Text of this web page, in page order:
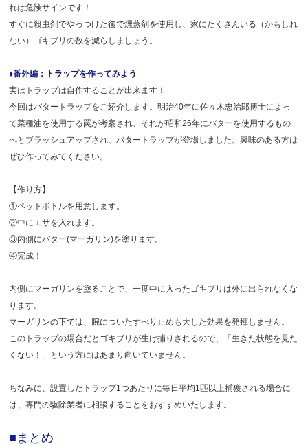
れは危険サインです！
すぐに殺虫剤でやっつけた後で燻蒸剤を使用し、家にたくさんいる（かもしれ
ない）ゴキブリの数を減らしましょう。
♦番外編：トラップを作ってみよう
実はトラップは自作することが出来ます！
今回はバタートラップをご紹介します。明治40年に佐々木忠治郎博士によっ
て菜種油を使用する罠が考案され、それが昭和26年にバターを使用するもの
へとブラッシュアップされ、バタートラップが登場しました。興味のある方は
ぜひ作ってみてください。
【作り方】
①ペットボトルを用意します。
②中にエサを入れます。
③内側にバター(マーガリン)を塗ります。
④完成！
内側にマーガリンを塗ることで、一度中に入ったゴキブリは外に出られなくな
ります。
マーガリンの下では、腕についたすべり止めも大した効果を発揮しません。
このトラップの場合だとゴキブリが生け捕りされるので、「生きた状態を見た
くない！」という方にはあまり向いていません。
ちなみに、設置したトラップ1つあたりに毎日平均1匹以上捕獲される場合に
は、専門の駆除業者に相談することをおすすめいたします。
■まとめ